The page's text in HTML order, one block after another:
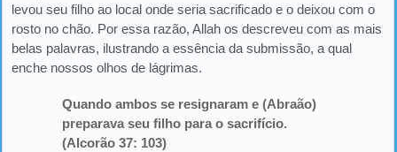
levou seu filho ao local onde seria sacrificado e o deixou com o
rosto no chão. Por essa razão, Allah os descreveu com as mais
belas palavras, ilustrando a essência da submissão, a qual
enche nossos olhos de lágrimas.
Quando ambos se resignaram e (Abraão)
preparava seu filho para o sacrifício.
(Alcorão 37: 103)